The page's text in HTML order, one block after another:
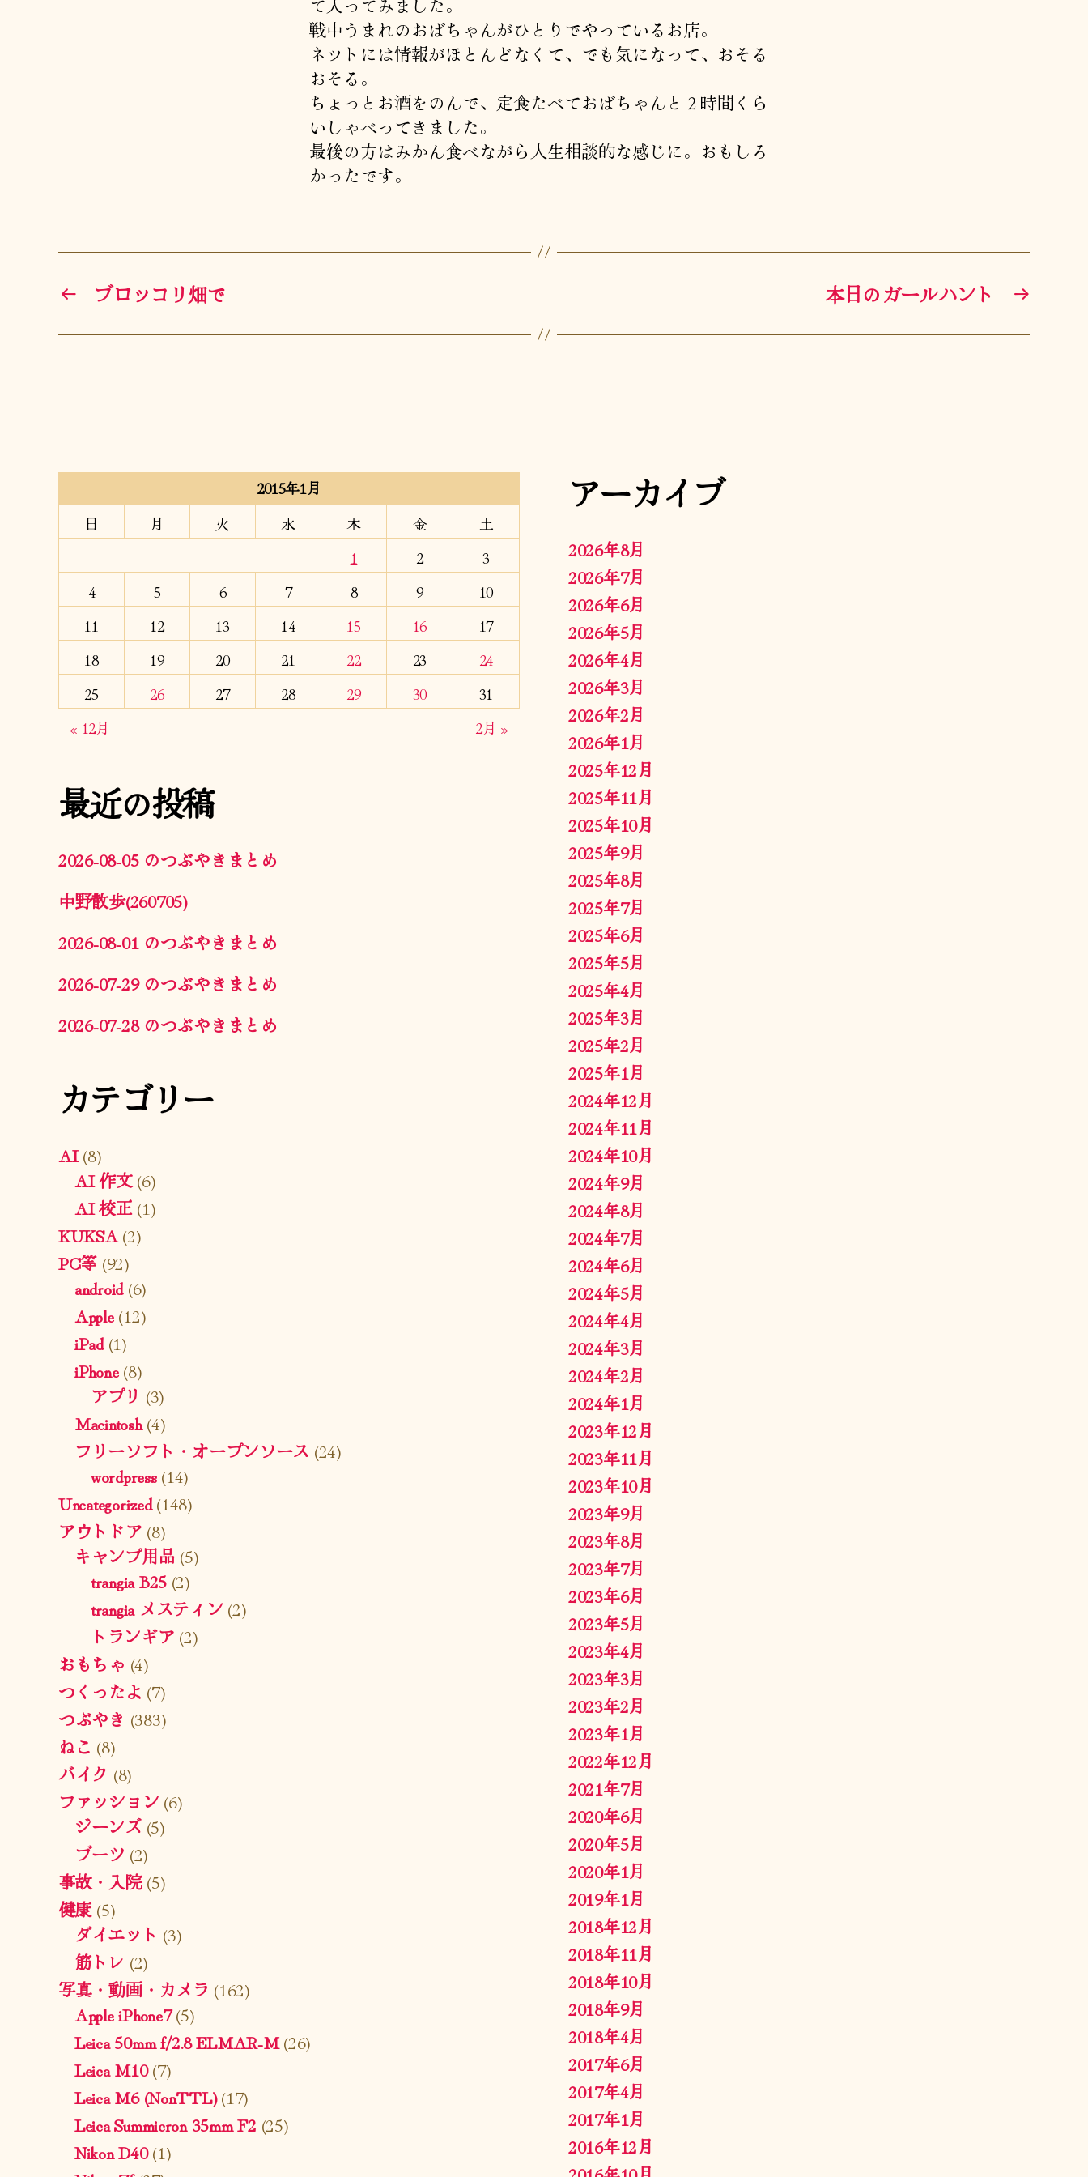
戦中うまれのおばちゃんがひとりでやっているお店。
ネットには情報がほとんどなくて、でも気になって、おそる
おそる。
ちょっとお酒をのんで、定食たべておばちゃんと２時間くら
いしゃべってきました。
最後の方はみかん食べながら人生相談的な感じに。おもしろ
かったです。
← ブロッコリ畑で →
本日のガールハント
2015年1月
日
月 火 水 木 金
土
1
2
3
4
5 6 7 8 9
10
11
12 13 14 15 16
17
18
19 20 21 22 23
24
25
26 27 28 29 30
31
« 12月
2月 »
最近の投稿
2026-08-05 のつぶやきまとめ
中野散歩(260705)
2026-08-01 のつぶやきまとめ
2026-07-29 のつぶやきまとめ
2026-07-28 のつぶやきまとめ
カテゴリー
AI(8)
AI 作文(6)
AI 校正(1)
KUKSA(2)
PC等 (92)
android(6)
Apple(12)
iPad(1)
iPhone(8)
アプリ (3)
Macintosh(4)
フリーソフト・オープンソース (24)
wordpress(14)
Uncategorized(148)
アウトドア (8)
キャンプ用品 (5)
trangia B25 (2)
trangia メスティン (2)
トランギア (2)
おもちゃ (4)
つくったよ (7)
つぶやき (383)
ねこ (8)
バイク (8)
ファッション (6)
ジーンズ(5)
ブーツ (2)
事故・入院(5)
健康 (5)
ダイエット (3)
筋トレ (2)
写真・動画・カメラ (162)
Apple iPhone7(5)
Leica 50mm f/2.8 ELMAR-M(26)
Leica M10(7)
Leica M6 (NonTTL)(17)
Leica Summicron 35mm F2 (25)
Nikon D40(1)
アーカイブ
2026年8月
2026年7月
2026年6月
2026年5月
2026年4月
2026年3月
2026年2月
2026年1月
2025年12月
2025年11月
2025年10月
2025年9月
2025年8月
2025年7月
2025年6月
2025年5月
2025年4月
2025年3月
2025年2月
2025年1月
2024年12月
2024年11月
2024年10月
2024年9月
2024年8月
2024年7月
2024年6月
2024年5月
2024年4月
2024年3月
2024年2月
2024年1月
2023年12月
2023年11月
2023年10月
2023年9月
2023年8月
2023年7月
2023年6月
2023年5月
2023年4月
2023年3月
2023年2月
2023年1月
2022年12月
2021年7月
2020年6月
2020年5月
2020年1月
2019年1月
2018年12月
2018年11月
2018年10月
2018年9月
2018年4月
2017年6月
2017年4月
2017年1月
2016年12月